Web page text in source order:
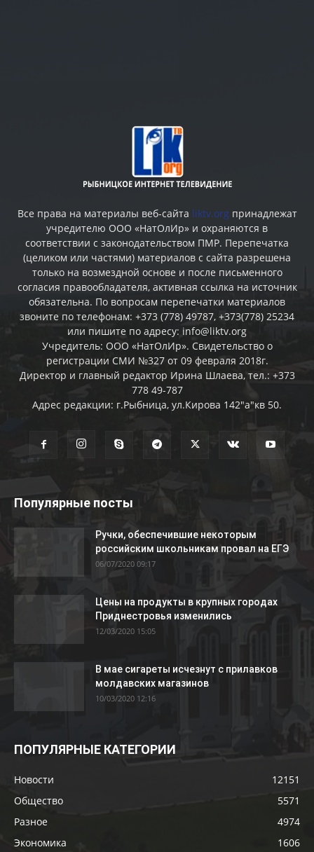
Все права на материалы веб-сайта liktv.org принадлежат
учредителю ООО «НатОлИр» и охраняются в
соответствии с законодательством ПМР. Перепечатка
(целиком или частями) материалов c сайта разрешена
только на возмездной основе и после письменного
согласия правообладателя, активная ссылка на источник
обязательна. По вопросам перепечатки материалов
звоните по телефонам: +373 (778) 49787, +373(778) 25234
или пишите по адресу: info@liktv.org
Учредитель: ООО «НатОлИр». Свидетельство о
регистрации СМИ №327 от 09 февраля 2018г.
Директор и главный редактор Ирина Шлаева, тел.: +373
778 49-787
Адрес редакции: г.Рыбница, ул.Кирова 142"а"кв 50.
Популярные посты
Ручки, обеспечившие некоторым
российским школьникам провал на ЕГЭ
06/07/2020 09:17
Цены на продукты в крупных городах
Приднестровья изменились
12/03/2020 15:05
В мае сигареты исчезнут с прилавков
молдавских магазинов
10/03/2020 12:16
ПОПУЛЯРНЫЕ КАТЕГОРИИ
Новости
12151
Общество
5571
Разное
4974
Экономика
1606